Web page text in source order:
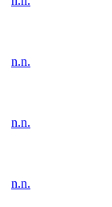
n.n.
n.n.
n.n.